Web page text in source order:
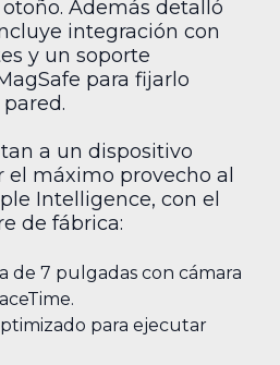
Además detalló
integración con
y un soporte
para fijarlo
a un dispositivo
el máximo provecho al
Intelligence, con el
de fábrica:
de 7 pulgadas con cámara
para ejecutar